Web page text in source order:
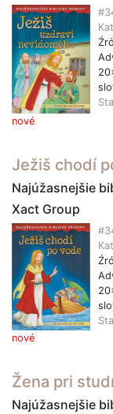
nové
Ježiš chodí
Najúžasnejšie
Xact Group
nové
Žena pri
Najúžasnejšie